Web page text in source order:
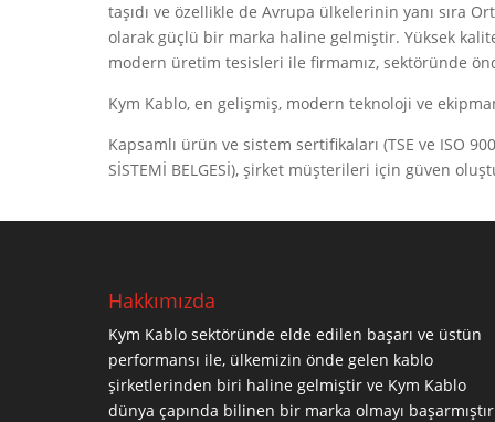
taşıdı ve özellikle de Avrupa ülkelerinin yanı sıra
olarak güçlü bir marka haline gelmiştir. Yüksek kalite
modern üretim tesisleri ile firmamız, sektöründe
Kym Kablo, en gelişmiş, modern teknoloji ve
Kapsamlı ürün ve sistem sertifikaları (TSE ve ISO
SİSTEMİ BELGESİ), şirket müşterileri için güven
Hakkımızda
Kym Kablo sektöründe elde edilen başarı ve üstün
performansı ile, ülkemizin önde gelen kablo
şirketlerinden biri haline gelmiştir ve Kym Kablo
dünya çapında bilinen bir marka olmayı başarmıştır